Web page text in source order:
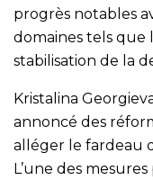
progrès notables
domaines tels que
stabilisation de la
Kristalina
annoncé des
alléger le fardeau
L’une des